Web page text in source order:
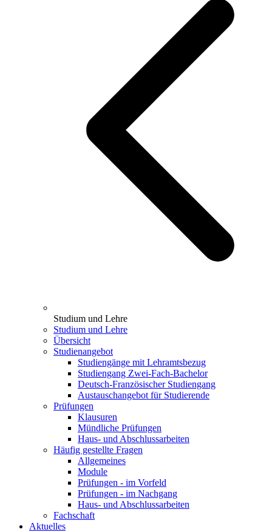
Studium und Lehre
Studium und Lehre
Übersicht
Studienangebot
Studiengänge mit Lehramtsbezug
Studiengang Zwei-Fach-Bachelor
Deutsch-Französischer Studiengang
Austauschangebot für Studierende
Prüfungen
Klausuren
Mündliche Prüfungen
Haus- und Abschlussarbeiten
Häufig gestellte Fragen
Allgemeines
Module
Prüfungen - im Vorfeld
Prüfungen - im Nachgang
Haus- und Abschlussarbeiten
Fachschaft
Aktuelles